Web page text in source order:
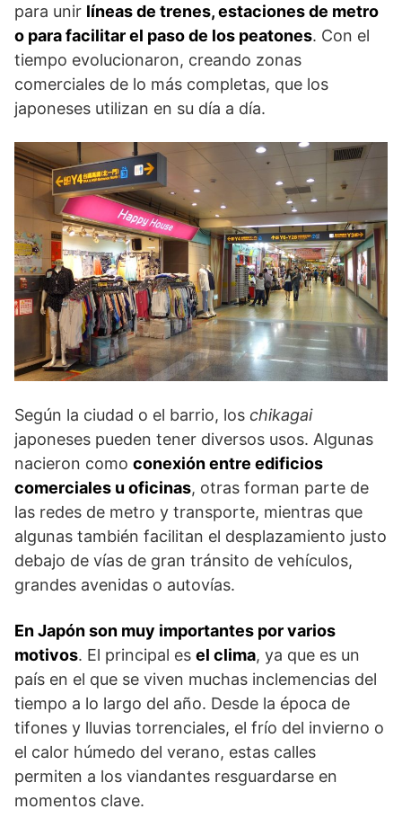
para unir líneas de trenes, estaciones de metro
o para facilitar el paso de los peatones. Con el
tiempo evolucionaron, creando zonas
comerciales de lo más completas, que los
japoneses utilizan en su día a día.
Según la ciudad o el barrio, los chikagai
japoneses pueden tener diversos usos. Algunas
nacieron como conexión entre edificios
comerciales u oficinas, otras forman parte de
las redes de metro y transporte, mientras que
algunas también facilitan el desplazamiento justo
debajo de vías de gran tránsito de vehículos,
grandes avenidas o autovías.
En Japón son muy importantes por varios
motivos. El principal es el clima, ya que es un
país en el que se viven muchas inclemencias del
tiempo a lo largo del año. Desde la época de
tifones y lluvias torrenciales, el frío del invierno o
el calor húmedo del verano, estas calles
permiten a los viandantes resguardarse en
momentos clave.